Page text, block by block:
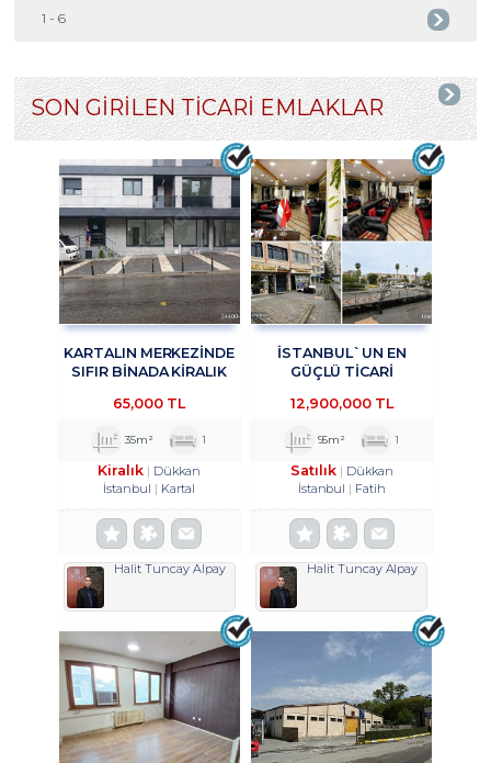
1 - 6
SON GİRİLEN TİCARİ EMLAKLAR
KARTALIN MERKEZİNDE
SIFIR BİNADA KİRALIK
TROYKADAN.
65,000 TL
35m² 1
Kiralık
Dükkan
İstanbul
Kartal
Halit Tuncay Alpay
İSTANBUL`UN EN
GÜÇLÜ TICARI
VATAN CADDESI
AVM KARŞISINDA
12,900,000 TL
95m² 1
Satılık
Dükkan
İstanbul
Fatih
Halit Tuncay Alpay